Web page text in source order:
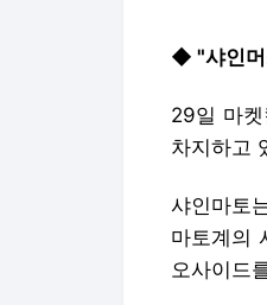
◆ "샤인머
29일 마
차지하고
샤인마토
마토계의
오사이드